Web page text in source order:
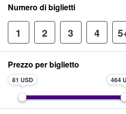
Numero di biglietti
1 2 3 4
Prezzo per biglietto
81 USD 464